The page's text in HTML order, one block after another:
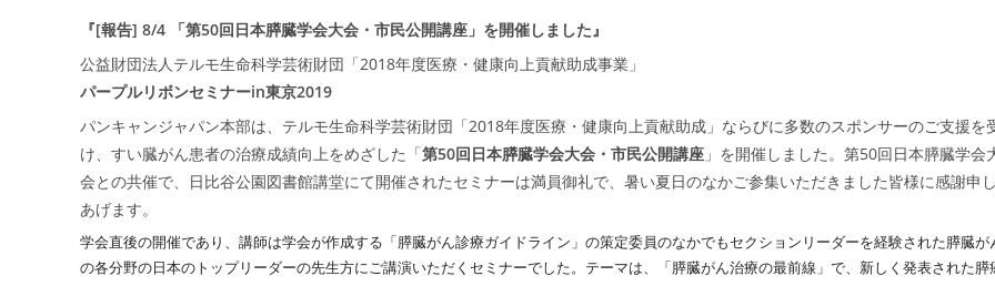
『[報告] 8/4 「第50回日本膵臓学会大会・市民公開講座」を開催しました』
公益財団法人テルモ生命科学芸術財団「2018年度医療・健康向上貢献助成事業」
パープルリボンセミナーin東京2019
パンキャンジャパン本部は、テルモ生命科学芸術財団「2018年度医療・健康向上貢献助成」ならびに多数のスポンサーのご支援を
け、すい臓がん患者の治療成績向上をめざした「第50回日本膵臓学会大会・市民公開講座 」を開催しました。第50回日本膵臓学会
会との共催で、日比谷公園図書館講堂にて開催されたセミナーは満員御礼で、暑い夏日のなかご参集いただきました皆様に感謝申し
あげます。
学会直後の開催であり、講師は学会が作成する「 膵臓がん診療ガイドライン」の策定委員のなかでもセクションリーダーを経験された膵臓が
の各分野の日本のトップリーダーの先生方にご講演いただくセミナーでした。テーマは、「膵臓がん治療の最前線」で、新しく発表された膵